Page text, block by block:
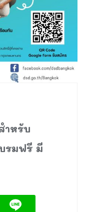
ำหรับ
รมฟรี มี